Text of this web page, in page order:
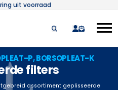
uit voorraad
quote
P, BORSOPLEAT-K
filters
assortiment geplisseerde